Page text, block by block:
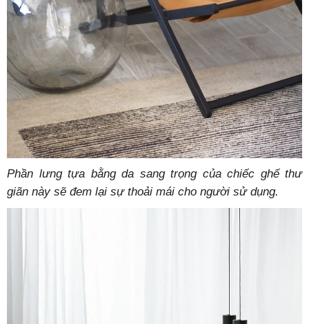
Phần lưng tựa bằng da sang trọng của chiếc ghế thư
giãn này sẽ đem lại sự thoải mái cho người sử dụng.